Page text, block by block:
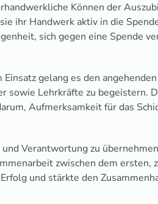
Können der
ihr Handwerk aktiv in die
sich gegen eine Spende
gelang es den
sowie Lehrkräfte zu begeistern.
Aufmerksamkeit für das
Verantwortung zu
zwischen dem ersten,
und stärkte den